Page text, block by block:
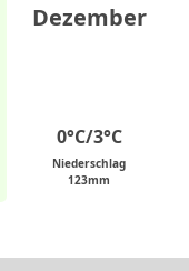
Dezember
0°C/3°C
Niederschlag
123mm